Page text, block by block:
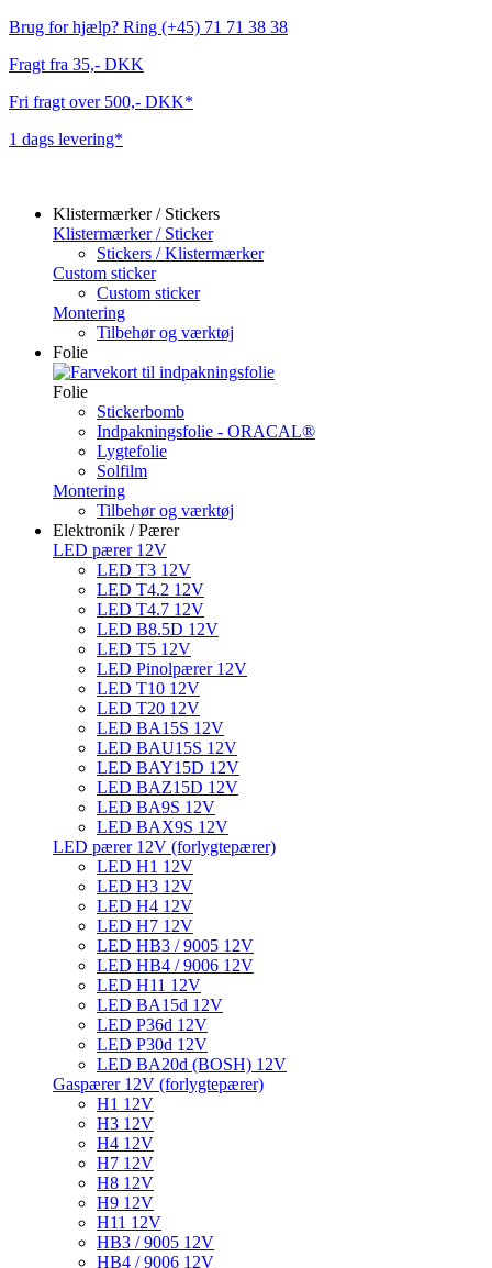
Brug for hjælp? Ring (+45) 71 71 38 38
Fragt fra 35,- DKK
Fri fragt over 500,- DKK*
1 dags levering*
Klistermærker / Stickers
Klistermærker / Sticker
Stickers / Klistermærker
Custom sticker
Custom sticker
Montering
Tilbehør og værktøj
Folie
Folie
Stickerbomb
Indpakningsfolie - ORACAL®
Lygtefolie
Solfilm
Montering
Tilbehør og værktøj
Elektronik / Pærer
LED pærer 12V
LED T3 12V
LED T4.2 12V
LED T4.7 12V
LED B8.5D 12V
LED T5 12V
LED Pinolpærer 12V
LED T10 12V
LED T20 12V
LED BA15S 12V
LED BAU15S 12V
LED BAY15D 12V
LED BAZ15D 12V
LED BA9S 12V
LED BAX9S 12V
LED pærer 12V (forlygtepærer)
LED H1 12V
LED H3 12V
LED H4 12V
LED H7 12V
LED HB3 / 9005 12V
LED HB4 / 9006 12V
LED H11 12V
LED BA15d 12V
LED P36d 12V
LED P30d 12V
LED BA20d (BOSH) 12V
Gaspærer 12V (forlygtepærer)
H1 12V
H3 12V
H4 12V
H7 12V
H8 12V
H9 12V
H11 12V
HB3 / 9005 12V
HB4 / 9006 12V